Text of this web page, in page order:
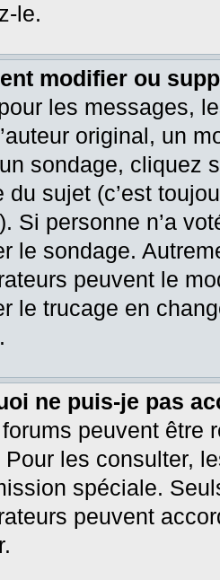
le.
modifier ou
les messages,
original, un
sondage, cliquez
du sujet (c’est
Si personne n’a
le sondage.
peuvent le
le trucage en
ne puis-je pas
peuvent être
Pour les consulter,
spéciale.
peuvent